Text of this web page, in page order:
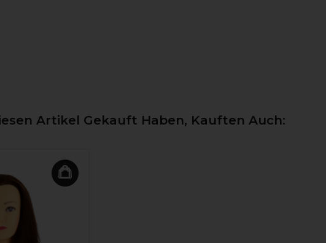
Artikel Gekauft Haben, Kauften Auch: